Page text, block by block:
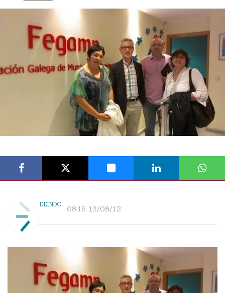
DEINDO 08:16 13/08/12